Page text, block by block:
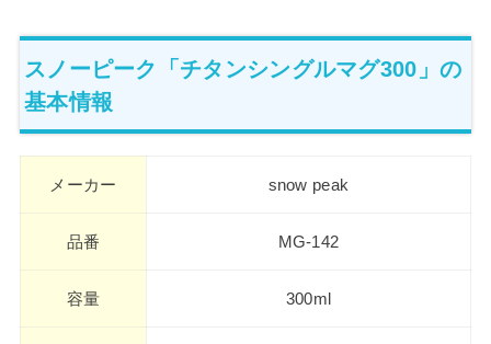
スノーピーク「チタンシングルマグ300」の
基本情報
メーカー snow peak
品番 MG-142
容量 300ml